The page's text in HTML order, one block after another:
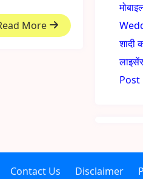
More
शादी
Post
Contact Us Disclaimer